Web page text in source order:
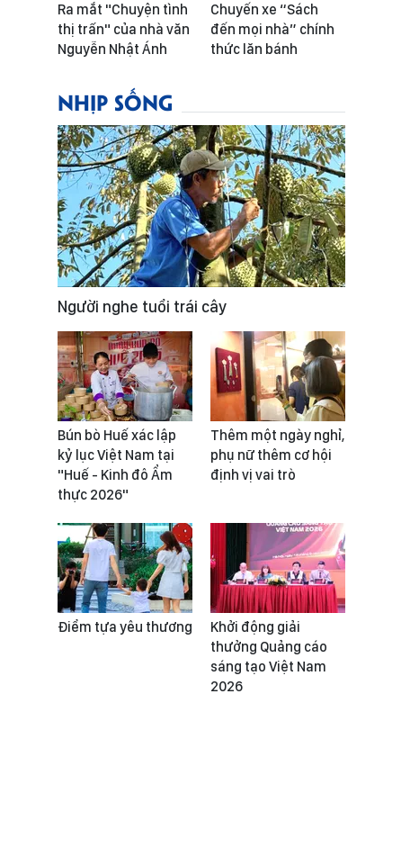
Ra mắt "Chuyện tình
thị trấn" của nhà văn
Nguyễn Nhật Ánh
Chuyến xe “Sách
đến mọi nhà” chính
thức lăn bánh
NHỊP SỐNG
Người nghe tuổi trái cây
Bún bò Huế xác lập
kỷ lục Việt Nam tại
"Huế - Kinh đô Ẩm
thực 2026"
Thêm một ngày nghỉ,
phụ nữ thêm cơ hội
định vị vai trò
Điểm tựa yêu thương
Khởi động giải
thưởng Quảng cáo
sáng tạo Việt Nam
2026